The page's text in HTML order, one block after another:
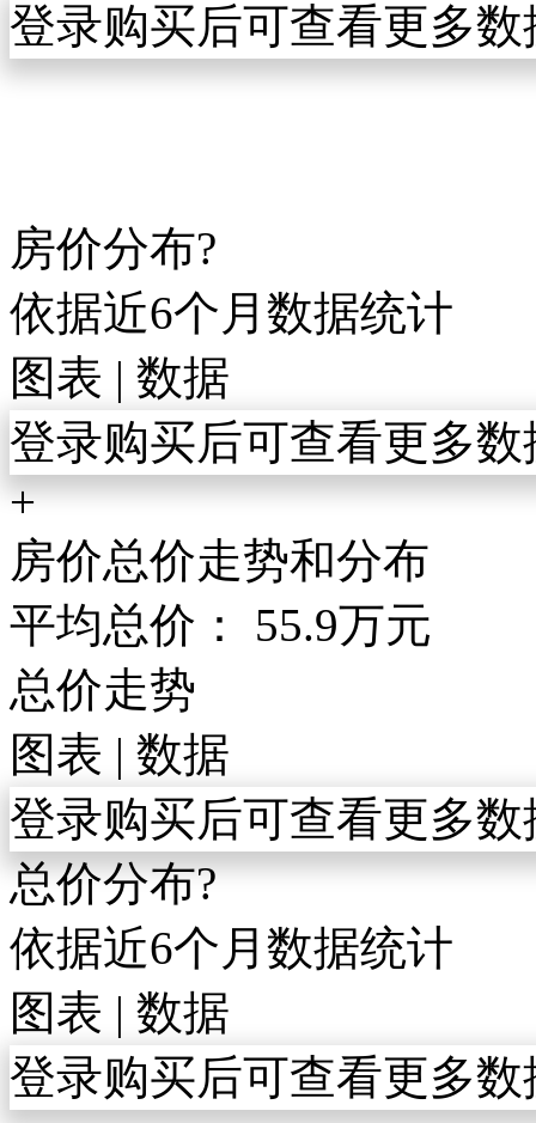
登录购买后可查看更多
房价分布?
依据近6个月数据统计
图表 | 数据
登录购买后可查看更多
+
房价总价走势和分布
平均总价： 55.9万元
总价走势
图表 | 数据
登录购买后可查看更多
总价分布?
依据近6个月数据统计
图表 | 数据
登录购买后可查看更多